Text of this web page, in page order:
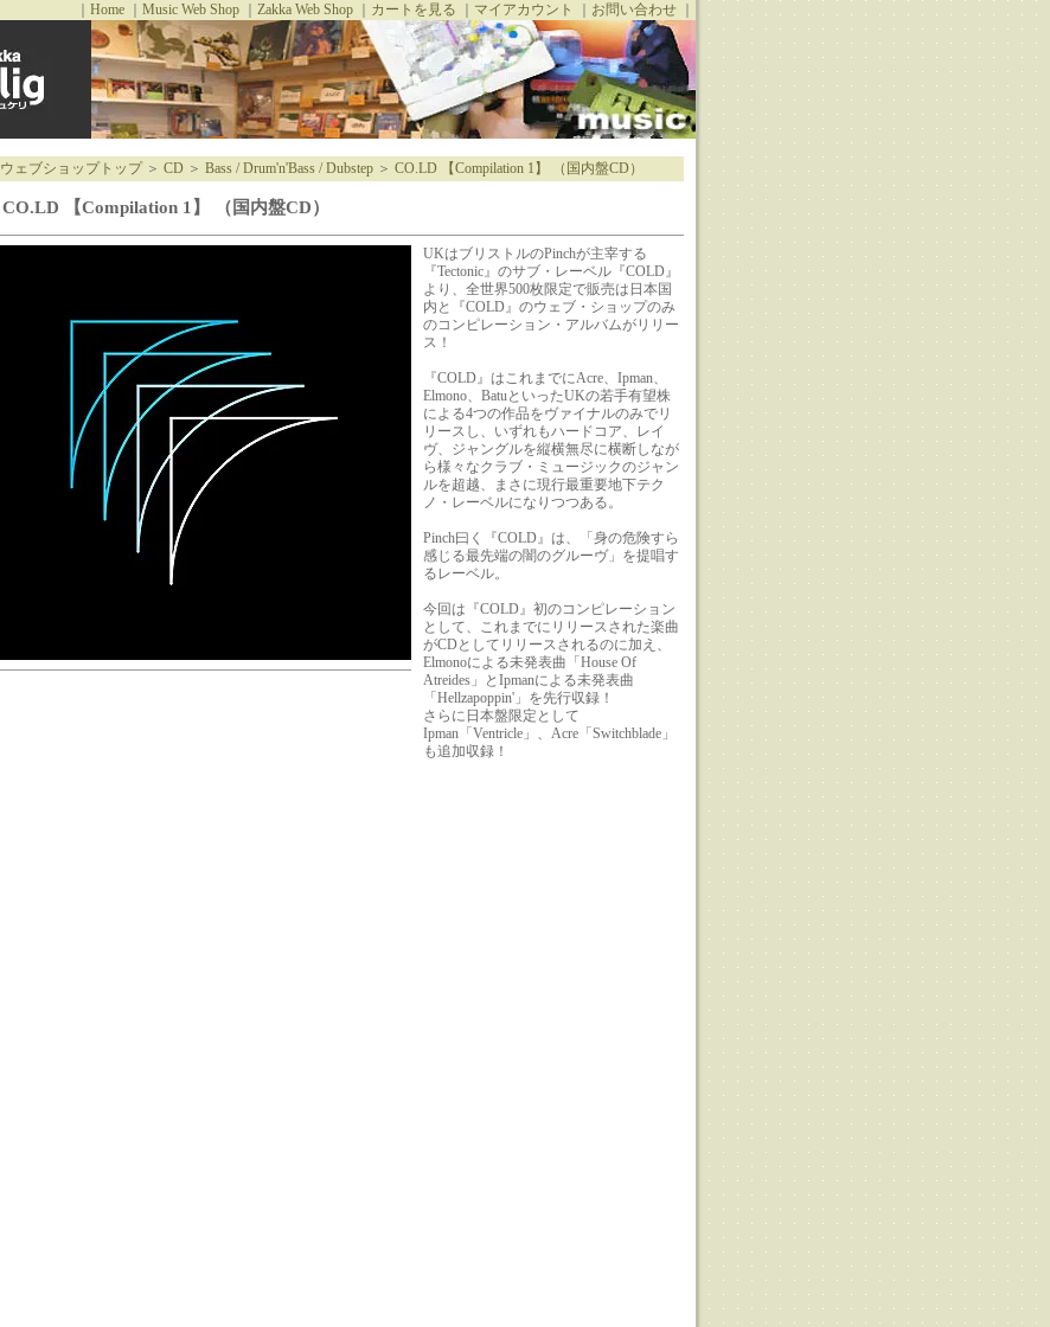
Home｜ Music Web Shop｜ Zakka Web Shop｜ カートを見る マイアカウント お問い合わせ｜
ウェブショップトップ＞ CD＞ Bass / Drum'n'Bass / Dubstep＞ CO.LD 【Compilation 1】 （国内盤CD）
CO.LD 【Compilation 1】 （国内盤CD）
UKはブリストルのPinchが主宰する
『Tectonic』のサブ・レーベル『COLD』
より、全世界500枚限定で販売は日本国
内と『COLD』のウェブ・ショップのみ
のコンピレーション・アルバムがリリー
ス！
『COLD』はこれまでにAcre、Ipman、
Elmono、BatuといったUKの若手有望株
による4つの作品をヴァイナルのみでリ
リースし、いずれもハードコア、レイ
ヴ、ジャングルを縦横無尽に横断しなが
ら様々なクラブ・ミュージックのジャン
ルを超越、まさに現行最重要地下テク
ノ・レーベルになりつつある。
Pinch曰く『COLD』は、「身の危険すら
感じる最先端の闇のグルーヴ」を提唱す
るレーベル。
今回は『COLD』初のコンピレーション
として、これまでにリリースされた楽曲
がCDとしてリリースされるのに加え、
Elmonoによる未発表曲「House Of
Atreides」とIpmanによる未発表曲
「Hellzapoppin'」を先行収録！
さらに日本盤限定として
Ipman「Ventricle」、Acre「Switchblade」
も追加収録！